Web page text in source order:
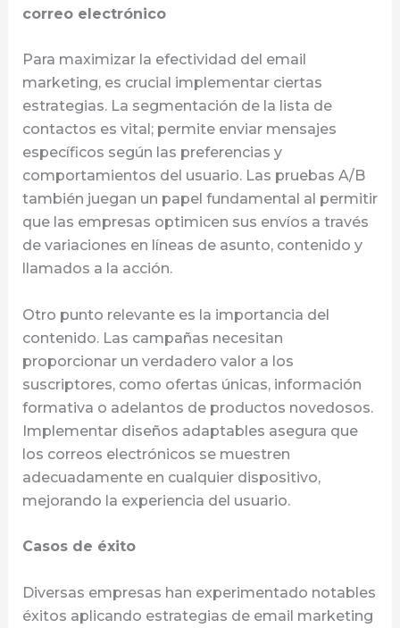
correo electrónico
Para maximizar la efectividad del email
marketing, es crucial implementar ciertas
estrategias. La segmentación de la lista de
contactos es vital; permite enviar mensajes
específicos según las preferencias y
comportamientos del usuario. Las pruebas A/B
también juegan un papel fundamental al permitir
que las empresas optimicen sus envíos a través
de variaciones en líneas de asunto, contenido y
llamados a la acción.
Otro punto relevante es la importancia del
contenido. Las campañas necesitan
proporcionar un verdadero valor a los
suscriptores, como ofertas únicas, información
formativa o adelantos de productos novedosos.
Implementar diseños adaptables asegura que
los correos electrónicos se muestren
adecuadamente en cualquier dispositivo,
mejorando la experiencia del usuario.
Casos de éxito
Diversas empresas han experimentado notables
éxitos aplicando estrategias de email marketing